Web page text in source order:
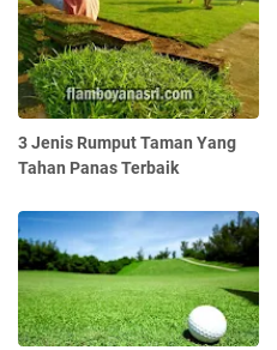
3 Jenis Rumput Taman Yang
Tahan Panas Terbaik